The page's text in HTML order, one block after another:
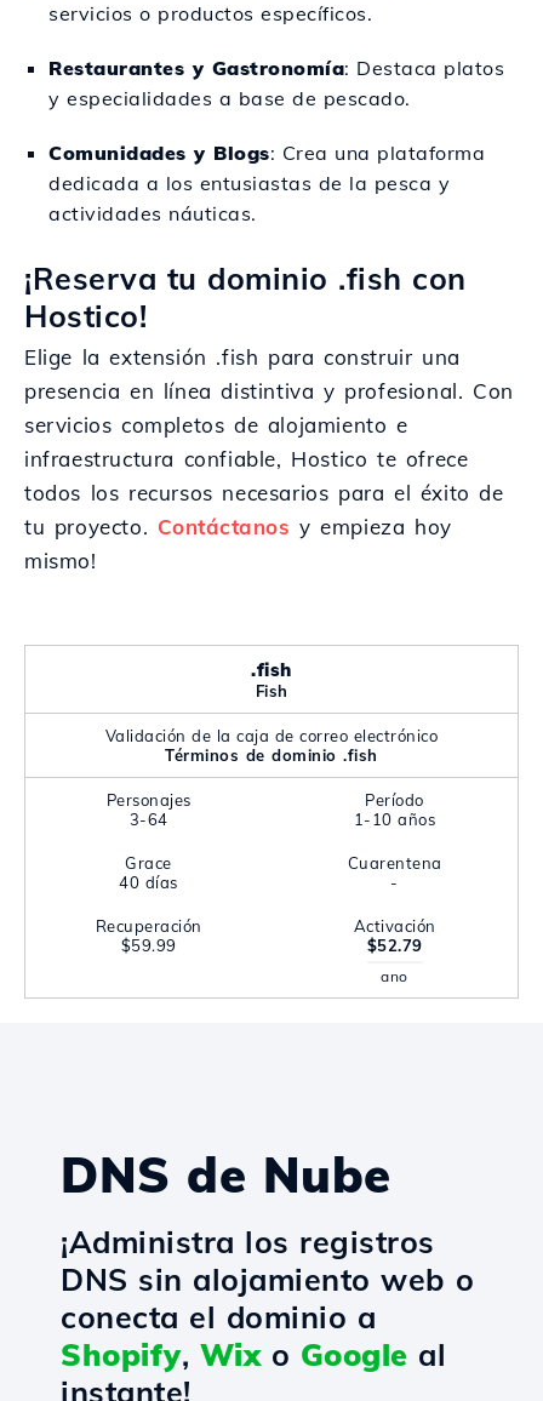
servicios o productos específicos.
Restaurantes y Gastronomía: Destaca platos
y especialidades a base de pescado.
Comunidades y Blogs: Crea una plataforma
dedicada a los entusiastas de la pesca y
actividades náuticas.
¡Reserva tu dominio .fish con
Hostico!
Elige la extensión .fish para construir una
presencia en línea distintiva y profesional. Con
servicios completos de alojamiento e
infraestructura confiable, Hostico te ofrece
todos los recursos necesarios para el éxito de
tu proyecto. Contáctanos y empieza hoy
mismo!
.fish
Fish
Validación de la caja de correo electrónico
Términos de dominio .fish
Personajes
3-64
Período
1-10 años
Grace
40 días
Cuarentena
-
Recuperación
$59.99
Activación
$52.79
ano
DNS de Nube
¡Administra los registros
DNS sin alojamiento web o
conecta el dominio a
Shopify, Wixo Google al
instante!